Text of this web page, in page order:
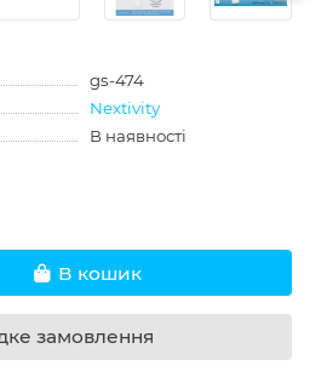
gs-474
Nextivity
В наявності
В кошик
замовлення